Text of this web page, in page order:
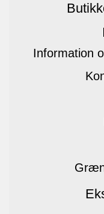
Information